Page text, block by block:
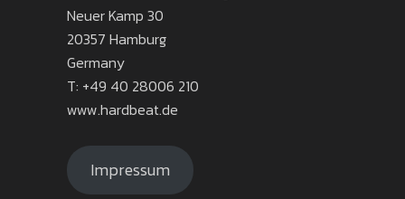
Neuer Kamp 30
20357 Hamburg
Germany
T: +49 40 28006 210
www.hardbeat.de
Impressum